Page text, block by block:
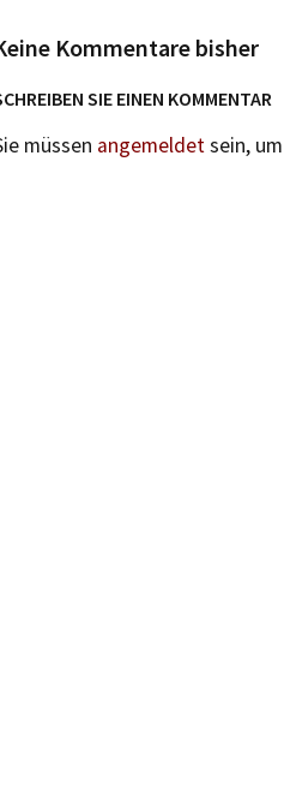
Kommentare bisher
SIE EINEN KOMMENTAR
müssen angemeldetsein,